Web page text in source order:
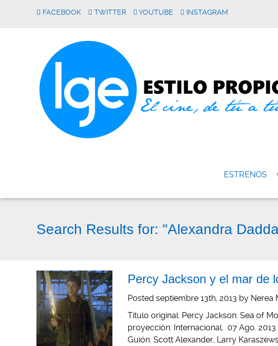
FACEBOOK TWITTER YOUTUBE INSTAGRAM
ESTRENOS
Search Results for: "Alexandra
Percy Jackson y el mar de
Posted septiembre 13th, 2013 by Nerea
Título original: Percy Jackson: Sea of
proyección: Internacional, 07 Ago.
Guión: Scott Alexander, Larry